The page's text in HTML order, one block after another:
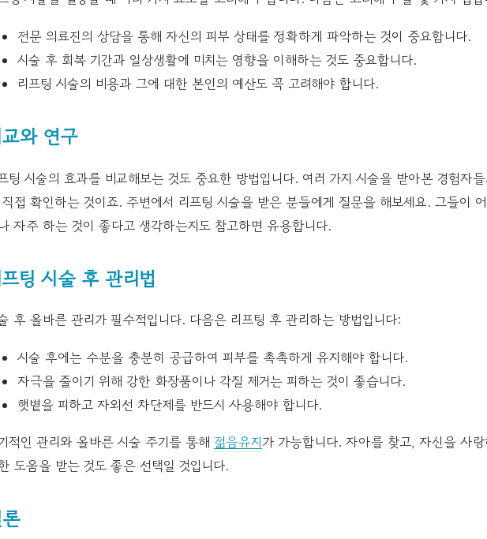
전문 의료진의 상담을 통해 자신의 피부 상태를 정확하게 파악하는 것이 중요합니다.
시술 후 회복 기간과 일상생활에 미치는 영향을 이해하는 것도 중요합니다.
리프팅 시술의 비용과 그에 대한 본인의 예산도 꼭 고려해야 합니다.
와 연구
팅 시술의 효과를 비교해보는 것도 중요한 방법입니다. 여러 가지 시술을 받아본 경험자
접 확인하는 것이죠. 주변에서 리프팅 시술을 받은 분들에게 질문을 해보세요. 그들이
자주 하는 것이 좋다고 생각하는지도 참고하면 유용합니다.
팅 시술 후 관리법
후 올바른 관리가 필수적입니다. 다음은 리프팅 후 관리하는 방법입니다:
시술 후에는 수분을 충분히 공급하여 피부를 촉촉하게 유지해야 합니다.
자극을 줄이기 위해 강한 화장품이나 각질 제거는 피하는 것이 좋습니다.
햇볕을 피하고 자외선 차단제를 반드시 사용해야 합니다.
적인 관리와 올바른 시술 주기를 통해 젊음유지가 가능합니다. 자아를 찾고, 자신을 사
도움을 받는 것도 좋은 선택일 것입니다.